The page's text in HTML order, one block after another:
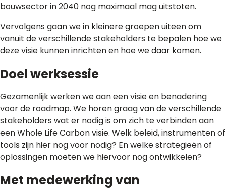
bouwsector in 2040 nog maximaal mag uitstoten.
Vervolgens gaan we in kleinere groepen uiteen om
vanuit de verschillende stakeholders te bepalen hoe we
deze visie kunnen inrichten en hoe we daar komen.
Doel werksessie
Gezamenlijk werken we aan een visie en benadering
voor de roadmap. We horen graag van de verschillende
stakeholders wat er nodig is om zich te verbinden aan
een Whole Life Carbon visie. Welk beleid, instrumenten of
tools zijn hier nog voor nodig? En welke strategieën of
oplossingen moeten we hiervoor nog ontwikkelen?
Met medewerking van